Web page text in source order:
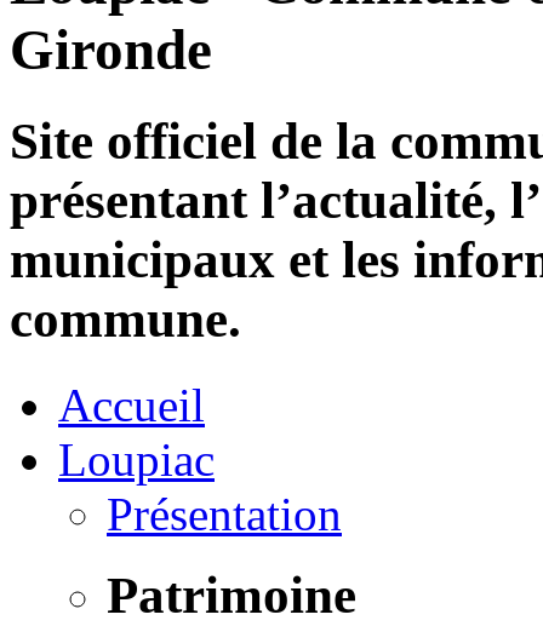
Gironde
Site officiel de la
présentant l’actualité,
municipaux et les
commune.
Accueil
Loupiac
Présentation
Patrimoine